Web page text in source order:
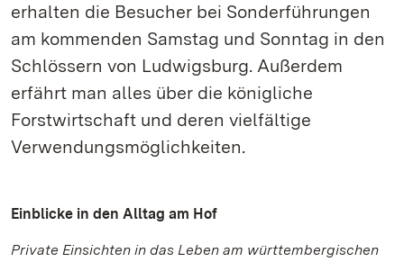
erhalten die Besucher bei Sonderführungen
am kommenden Samstag und Sonntag in den
Schlössern von Ludwigsburg. Außerdem
erfährt man alles über die königliche
Forstwirtschaft und deren vielfältige
Verwendungsmöglichkeiten.
Einblicke in den Alltag am Hof
Private Einsichten in das Leben am württembergischen